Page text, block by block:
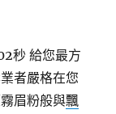
秒 給您最方
者嚴格在您
眉粉般與飄